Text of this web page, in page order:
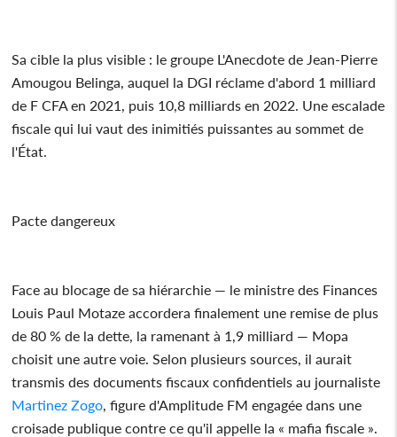
Sa cible la plus visible : le groupe L'Anecdote de Jean-Pierre
Amougou Belinga, auquel la DGI réclame d'abord 1 milliard
de F CFA en 2021, puis 10,8 milliards en 2022. Une escalade
fiscale qui lui vaut des inimitiés puissantes au sommet de
l'État.
Pacte dangereux
Face au blocage de sa hiérarchie — le ministre des Finances
Louis Paul Motaze accordera finalement une remise de plus
de 80 % de la dette, la ramenant à 1,9 milliard — Mopa
choisit une autre voie. Selon plusieurs sources, il aurait
transmis des documents fiscaux confidentiels au journaliste
Martinez Zogo , figure d'Amplitude FM engagée dans une
croisade publique contre ce qu'il appelle la « mafia fiscale ».